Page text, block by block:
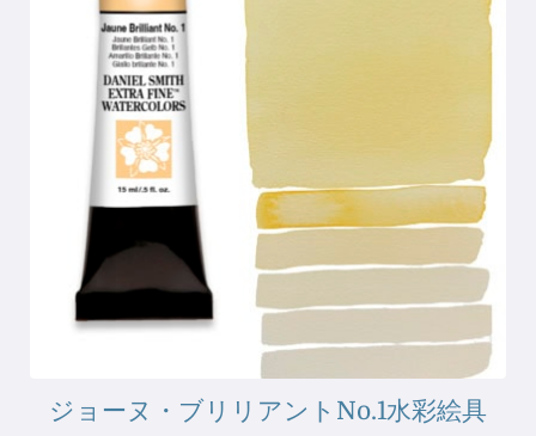
ジョーヌ・ブリリアントNo.1水彩絵具